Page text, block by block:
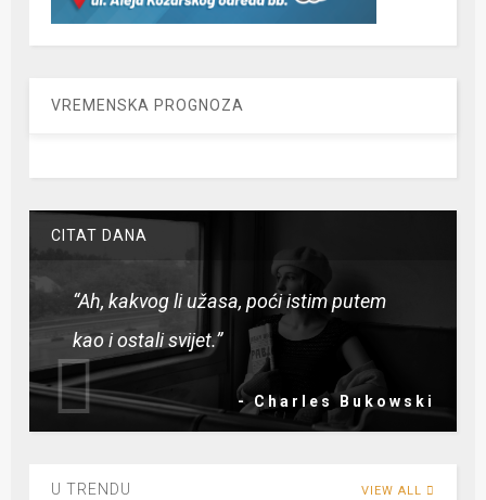
VREMENSKA PROGNOZA
CITAT DANA
“Ah, kakvog li užasa, poći istim putem
kao i ostali svijet.”
- Charles Bukowski
U TRENDU VIEW ALL